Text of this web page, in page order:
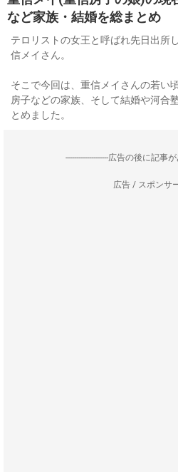
など家族・結婚を総まとめ
テロリストの女王と呼ばれ先日出所
信メイさん。
そこで今回は、重信メイさんの若い
房子などの家族、そして結婚や河合
とめました。
--------------------広告の後に記事が
広告 / スポンサ